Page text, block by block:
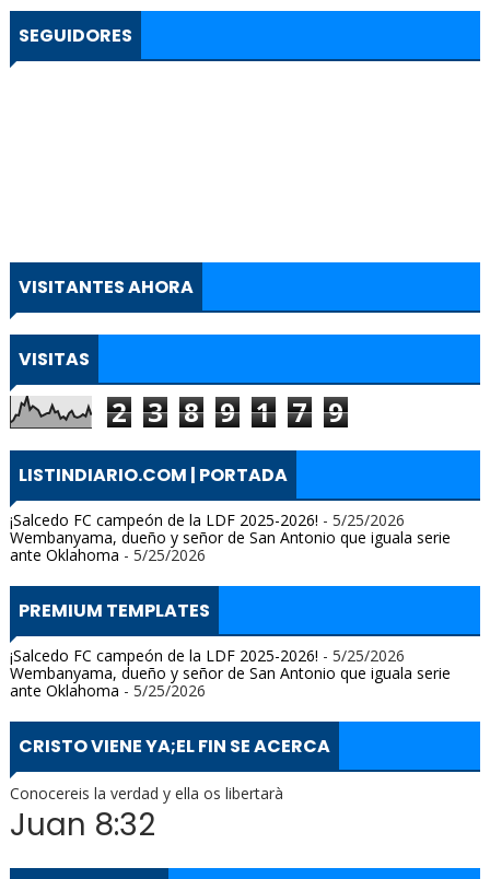
SEGUIDORES
VISITANTES AHORA
VISITAS
2 3 8 9 1 7 9
LISTINDIARIO.COM | PORTADA
¡Salcedo FC campeón de la LDF 2025-2026! - 5/25/2026
Wembanyama, dueño y señor de San Antonio que iguala serie
ante Oklahoma - 5/25/2026
PREMIUM TEMPLATES
¡Salcedo FC campeón de la LDF 2025-2026! - 5/25/2026
Wembanyama, dueño y señor de San Antonio que iguala serie
ante Oklahoma - 5/25/2026
CRISTO VIENE YA;EL FIN SE ACERCA
Conocereis la verdad y ella os libertarà
Juan 8:32